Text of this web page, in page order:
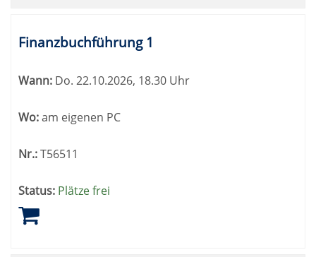
Finanzbuchführung 1
Wann: Do. 22.10.2026, 18.30 Uhr
Wo:am eigenen PC
Nr.:T56511
Status: Plätze frei